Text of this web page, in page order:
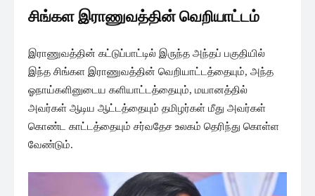
சிங்கள இராணுவத்தின் வெறியாட்டம்
இராணுவத்தின் கட்டுப்பாட்டில் இருந்த அந்தப் பகுதியில்
இந்த சிங்கள இராணுவத்தின் வெறியாட்டத்தையும், அந்த
ஓநாய்களினுடைய களியாட்டத்தையும், மயானத்தில்
அவர்கள் ஆடிய ஆட்டத்தையும் தமிழர்கள் மீது அவர்கள்
கொண்ட காட்டத்தையும் சர்வதேச உலகம் தெரிந்து கொள்ள
வேண்டும்.